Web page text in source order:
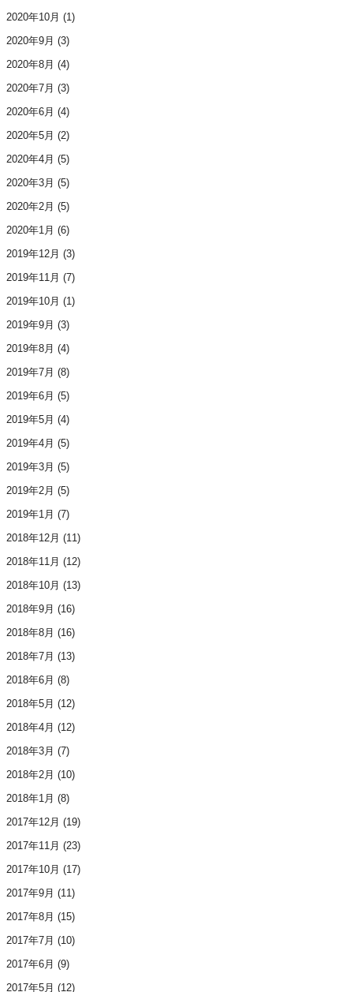
2020年10月 (1)
2020年9月 (3)
2020年8月 (4)
2020年7月 (3)
2020年6月 (4)
2020年5月 (2)
2020年4月 (5)
2020年3月 (5)
2020年2月 (5)
2020年1月 (6)
2019年12月 (3)
2019年11月 (7)
2019年10月 (1)
2019年9月 (3)
2019年8月 (4)
2019年7月 (8)
2019年6月 (5)
2019年5月 (4)
2019年4月 (5)
2019年3月 (5)
2019年2月 (5)
2019年1月 (7)
2018年12月 (11)
2018年11月 (12)
2018年10月 (13)
2018年9月 (16)
2018年8月 (16)
2018年7月 (13)
2018年6月 (8)
2018年5月 (12)
2018年4月 (12)
2018年3月 (7)
2018年2月 (10)
2018年1月 (8)
2017年12月 (19)
2017年11月 (23)
2017年10月 (17)
2017年9月 (11)
2017年8月 (15)
2017年7月 (10)
2017年6月 (9)
2017年5月 (12)